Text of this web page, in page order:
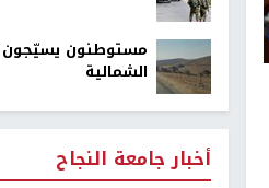
مستوطنون يسيّجون
الشمالية
أخبار جامعة النجاح